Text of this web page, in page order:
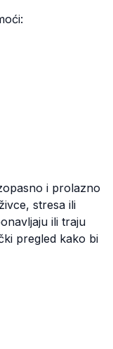
i prolazno
stresa ili
ili traju
pregled kako bi